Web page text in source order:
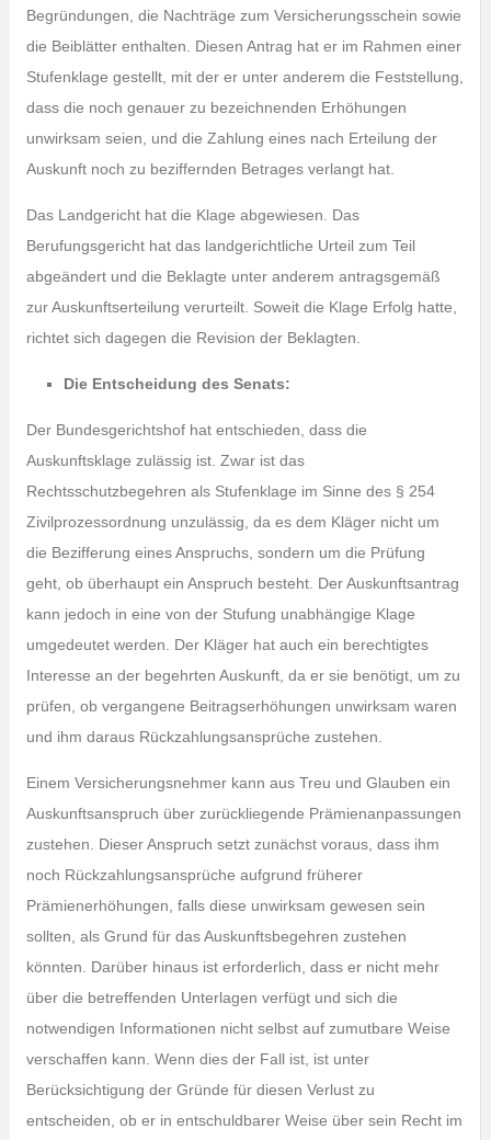
Begründungen, die Nachträge zum Versicherungsschein sowie
die Beiblätter enthalten. Diesen Antrag hat er im Rahmen einer
Stufenklage gestellt, mit der er unter anderem die Feststellung,
dass die noch genauer zu bezeichnenden Erhöhungen
unwirksam seien, und die Zahlung eines nach Erteilung der
Auskunft noch zu beziffernden Betrages verlangt hat.
Das Landgericht hat die Klage abgewiesen. Das
Berufungsgericht hat das landgerichtliche Urteil zum Teil
abgeändert und die Beklagte unter anderem antragsgemäß
zur Auskunftserteilung verurteilt. Soweit die Klage Erfolg hatte,
richtet sich dagegen die Revision der Beklagten.
Die Entscheidung des Senats:
Der Bundesgerichtshof hat entschieden, dass die
Auskunftsklage zulässig ist. Zwar ist das
Rechtsschutzbegehren als Stufenklage im Sinne des § 254
Zivilprozessordnung unzulässig, da es dem Kläger nicht um
die Bezifferung eines Anspruchs, sondern um die Prüfung
geht, ob überhaupt ein Anspruch besteht. Der Auskunftsantrag
kann jedoch in eine von der Stufung unabhängige Klage
umgedeutet werden. Der Kläger hat auch ein berechtigtes
Interesse an der begehrten Auskunft, da er sie benötigt, um zu
prüfen, ob vergangene Beitragserhöhungen unwirksam waren
und ihm daraus Rückzahlungsansprüche zustehen.
Einem Versicherungsnehmer kann aus Treu und Glauben ein
Auskunftsanspruch über zurückliegende Prämienanpassungen
zustehen. Dieser Anspruch setzt zunächst voraus, dass ihm
noch Rückzahlungsansprüche aufgrund früherer
Prämienerhöhungen, falls diese unwirksam gewesen sein
sollten, als Grund für das Auskunftsbegehren zustehen
könnten. Darüber hinaus ist erforderlich, dass er nicht mehr
über die betreffenden Unterlagen verfügt und sich die
notwendigen Informationen nicht selbst auf zumutbare Weise
verschaffen kann. Wenn dies der Fall ist, ist unter
Berücksichtigung der Gründe für diesen Verlust zu
entscheiden, ob er in entschuldbarer Weise über sein Recht im